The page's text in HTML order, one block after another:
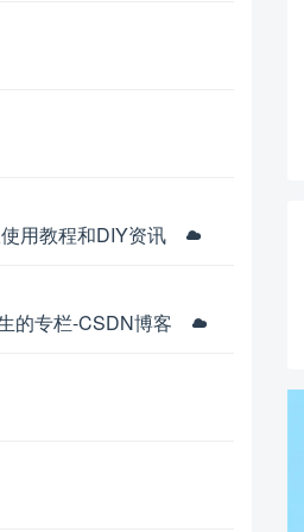
用教程和DIY资讯
的专栏-CSDN博客